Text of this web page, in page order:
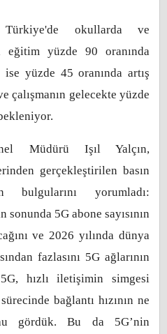
okullarda ve
eğitim yüzde 90 oranında
yüzde 45 oranında artış
çalışmanın gelecekte yüzde
Müdürü Işıl Yalçın,
gerçekleştirilen basın
bulgularını yorumladı:
sonunda 5G abone sayısının
ve 2026 yılında dünya
fazlasını 5G ağlarının
5G, hızlı iletişimin simgesi
bağlantı hızının ne
gördük. Bu da 5G’nin